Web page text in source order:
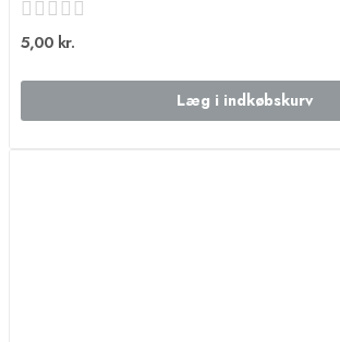
5,00 kr.
Læg i indkøbskurv